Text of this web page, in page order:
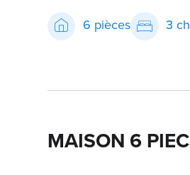
6 pièces 3
MAISON 6